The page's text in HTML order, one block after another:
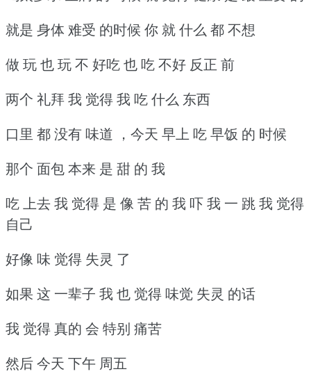
就是 身体 难受 的时候 你 就 什么 都 不想
做 玩 也 玩 不 好吃 也 吃 不好 反正 前
两个 礼拜 我 觉得 我 吃 什么 东西
口里 都 没有 味道 ，今天 早上 吃 早饭 的 时候
那个 面包 本来 是 甜 的 我
吃 上去 我 觉得 是 像 苦 的 我 吓 我 一 跳 我 觉得
自己
好像 味 觉得 失灵 了
如果 这 一辈子 我 也 觉得 味觉 失灵 的话
我 觉得 真的 会 特别 痛苦
然后 今天 下午 周五